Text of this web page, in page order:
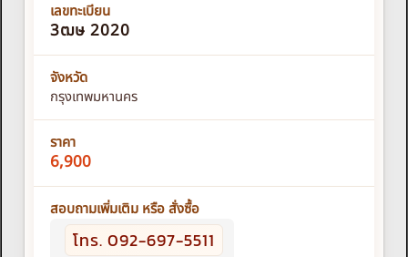
เลขทะเบียน
3ฒษ 2020
จังหวัด
กรุงเทพมหานคร
ราคา
6,900
สอบถามเพิ่มเติม หรือ สั่งซื้อ
โทร. 092-697-5511